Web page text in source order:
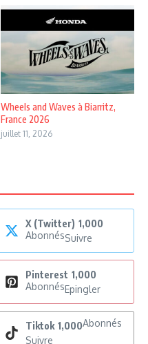
Wheels and Waves à Biarritz,
France 2026
juillet 11, 2026
X (Twitter) 1,000
AbonnésSuivre
Pinterest 1,000
AbonnésEpingler
Tiktok 1,000Abonnés
Suivre